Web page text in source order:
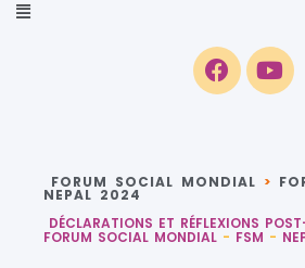
FORUM SOCIAL MONDIAL >
NEPAL 2024
DÉCLARATIONS ET RÉFLEXIONS
FORUM SOCIAL MONDIAL - FSM -